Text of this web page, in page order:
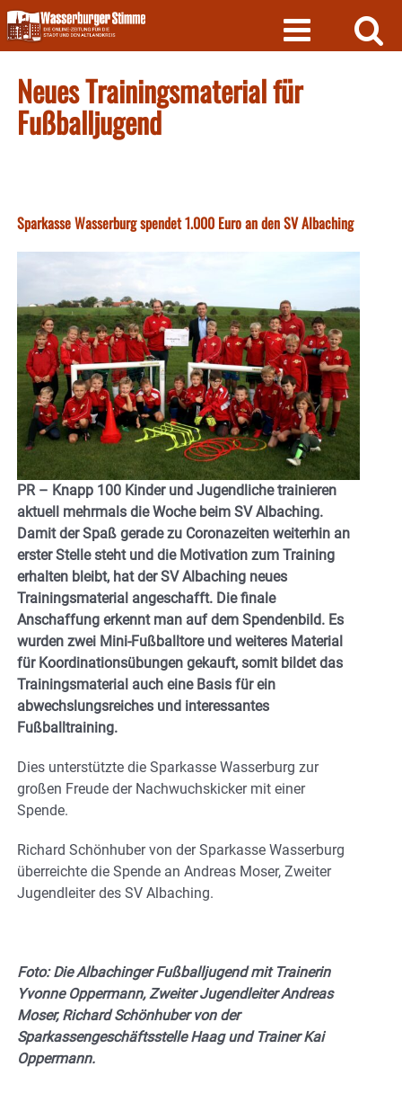
Skip
to
content
Neues Trainingsmaterial für
Fußballjugend
Sparkasse Wasserburg spendet 1.000 Euro an den SV Albaching
PR – Knapp 100 Kinder und Jugendliche trainieren
aktuell mehrmals die Woche beim SV Albaching.
Damit der Spaß gerade zu Coronazeiten weiterhin an
erster Stelle steht und die Motivation zum Training
erhalten bleibt, hat der SV Albaching neues
Trainingsmaterial angeschafft. Die finale
Anschaffung erkennt man auf dem Spendenbild. Es
wurden zwei Mini-Fußballtore und weiteres Material
für Koordinationsübungen gekauft, somit bildet das
Trainingsmaterial auch eine Basis für ein
abwechslungsreiches und interessantes
Fußballtraining.
Dies unterstützte die Sparkasse Wasserburg zur
großen Freude der Nachwuchskicker mit einer
Spende.
Richard Schönhuber von der Sparkasse Wasserburg
überreichte die Spende an Andreas Moser, Zweiter
Jugendleiter des SV Albaching.
Foto: Die Albachinger Fußballjugend mit Trainerin
Yvonne Oppermann, Zweiter Jugendleiter Andreas
Moser, Richard Schönhuber von der
Sparkassengeschäftsstelle Haag und Trainer Kai
Oppermann.